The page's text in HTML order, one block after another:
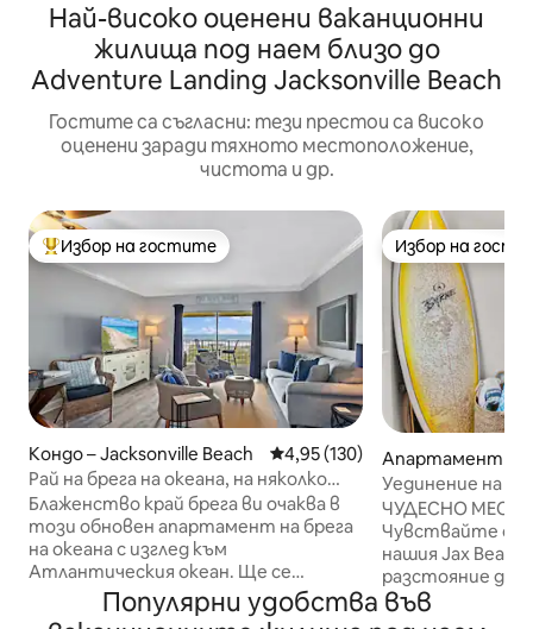
Най-високо оценени ваканционни
жилища под наем близо до
Adventure Landing Jacksonville Beach
Гостите са съгласни: тези престои са високо
оценени заради тяхното местоположение,
чистота и др.
Най-популярен избор на гостите
Избор на гостите
Кондо – Jacksonville Beach Средна оценка: 4,95 от 5,
4,95 (130)
Рай на брега на океана, на няколко
крачки от плажа!
Блаженство край брега ви очаква в
този обновен апартамент на брега
на океана с изглед към
Атлантическия океан. Ще се
насладите на зашеметяваща
панорамна гледка към океана от
Избор на
Избор на
Апартамент за
acksonville Beach
Уединение на
също!
ЧУДЕСНО
Чувствайте се
нашия Jax
разстояние до
ресторанти,
Бързате?
Популярни удобства във